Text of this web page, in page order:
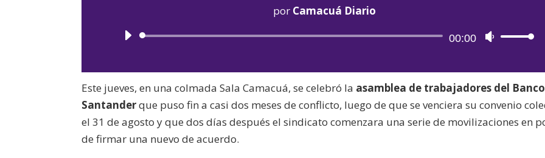
por Camacuá Diario
Reproductor
audio
00:00
Utiliza
teclas
de
flecha
arriba/
Este jueves, en una colmada Sala Camacuá, se celebró la asamblea de trabajadores del Banco
Santanderque puso fin a casi dos meses de conflicto, luego de que se venciera su convenio
el 31 de agosto y que dos días después el sindicato comenzara una serie de movilizaciones en
de firmar una nuevo de acuerdo.